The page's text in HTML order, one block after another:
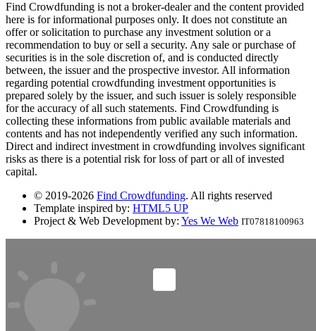
Find Crowdfunding is not a broker-dealer and the content provided
here is for informational purposes only. It does not constitute an
offer or solicitation to purchase any investment solution or a
recommendation to buy or sell a security. Any sale or purchase of
securities is in the sole discretion of, and is conducted directly
between, the issuer and the prospective investor. All information
regarding potential crowdfunding investment opportunities is
prepared solely by the issuer, and such issuer is solely responsible
for the accuracy of all such statements. Find Crowdfunding is
collecting these informations from public available materials and
contents and has not independently verified any such information.
Direct and indirect investment in crowdfunding involves significant
risks as there is a potential risk for loss of part or all of invested
capital.
© 2019-2026 Find Crowdfunding. All rights reserved
Template inspired by: HTML5 UP
Project & Web Development by: Yes We Web IT07818100963